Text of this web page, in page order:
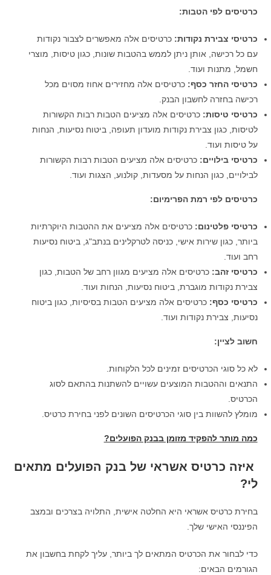
כרטיסים לפי הטבות:
כרטיסי צבירת נקודות: כרטיסים אלה מאפשרים לצבור נקודות
עם כל רכישה, אותן ניתן לממש בהטבות שונות, כגון טיסות, מוצרי
חשמל, מתנות ועוד.
כרטיסי החזר כסף: כרטיסים אלה מחזירים אחוז מסוים מכל
רכישה בחזרה לחשבון הבנק.
כרטיסי טיסות: כרטיסים אלה מציעים הטבות רבות הקשורות
לטיסות, כגון צבירת נקודות מועדון תעופה, ביטוח נסיעות, הנחות
על טיסות ועוד.
כרטיסי בילויים: כרטיסים אלה מציעים הטבות רבות הקשורות
לבילויים, כגון הנחות על מסעדות, קולנוע, הצגות ועוד.
כרטיסים לפי רמת הפרימיום:
כרטיסי פלטינום: כרטיסים אלה מציעים את ההטבות היוקרתיות
ביותר, כגון שירות אישי, כניסה לטרקלינים בנתב"ג, ביטוח נסיעות
רחב ועוד.
כרטיסי זהב: כרטיסים אלה מציעים מגוון רחב של הטבות, כגון
צבירת נקודות מוגברת, ביטוח נסיעות, הנחות ועוד.
כרטיסי כסף: כרטיסים אלה מציעים הטבות בסיסיות, כגון ביטוח
נסיעות, צבירת נקודות ועוד.
חשוב לציין:
לא כל סוגי הכרטיסים זמינים לכל הלקוחות.
התנאים וההטבות המוצעים עשויים להשתנות בהתאם לסוג
הכרטיס.
מומלץ להשוות בין סוגי הכרטיסים השונים לפני בחירת כרטיס.
כמה מותר להפקיד מזומן בבנק הפועלים?
איזה כרטיס אשראי של בנק הפועלים מתאים
לי?
בחירת כרטיס אשראי היא החלטה אישית, התלויה בצרכים ובמצב
הפיננסי האישי שלך.
כדי לבחור את הכרטיס המתאים לך ביותר, עליך לקחת בחשבון את
הגורמים הבאים: